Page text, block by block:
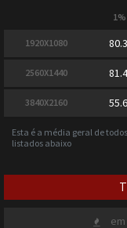
1920X1080
2560X1440
3840X2160
Esta é a média geral de
listados abaixo